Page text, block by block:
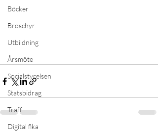
Böcker
Broschyr
Utbildning
Årsmöte
Socialstyrelsen
Statsbidrag
Träff
Digital fika